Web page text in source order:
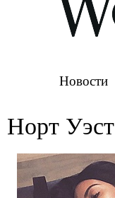
Новости
Норт Уэст